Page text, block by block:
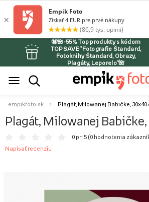
🤩🌺-55% Top produkty s kódom
TOPSAVE *Fotografie Štandard,
Fotoknihy Štandard, Obrazy,
Plagáty, Leporelo*🌺
empikfoto.sk Plagát, Milowanej Babičke, 30x40
Plagát, Milowanej
0 pri 5 (0 hodnotenia
Napísať recenziu